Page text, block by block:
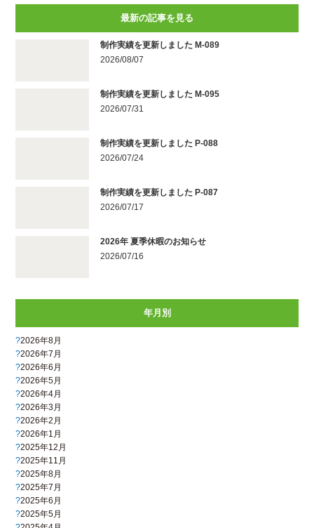
最新の記事を見る
制作実績を更新しました M-089
2026/08/07
制作実績を更新しました M-095
2026/07/31
制作実績を更新しました P-088
2026/07/24
制作実績を更新しました P-087
2026/07/17
2026年 夏季休暇のお知らせ
2026/07/16
年月別
2026年8月
2026年7月
2026年6月
2026年5月
2026年4月
2026年3月
2026年2月
2026年1月
2025年12月
2025年11月
2025年8月
2025年7月
2025年6月
2025年5月